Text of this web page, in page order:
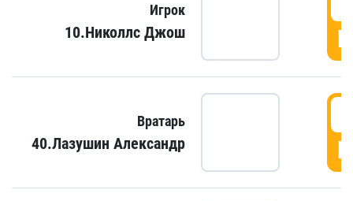
Игрок
10.Николлс Джош
Вратарь
40.Лазушин Александр